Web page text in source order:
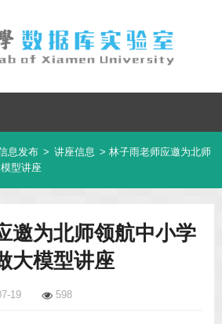
息发布 > 讲座信息 > 林子雨老师应邀为北师
型讲座
邀为北师领航中小学
大模型讲座
19 598